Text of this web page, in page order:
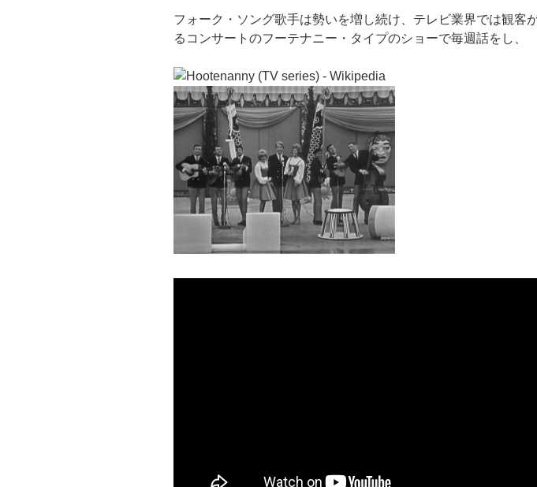
フォーク・ソング歌手は勢いを増し続け、テレビ業界では観客
るコンサートのフーテナニー・タイプのショーで毎週話をし、